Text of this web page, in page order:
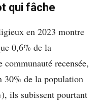
qui fâche
en 2023 montre
0,6% de la
recensée,
30% de la population
ils subissent pourtant